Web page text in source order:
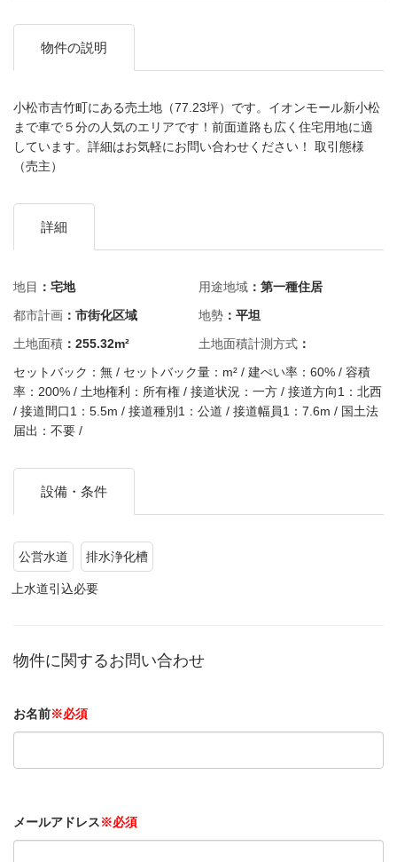
物件の説明
小松市吉竹町にある売土地（77.23坪）です。イオンモール新小松
まで車で５分の人気のエリアです！前面道路も広く住宅用地に適
しています。詳細はお気軽にお問い合わせください！ 取引態様
（売主）
詳細
地目 ：宅地 用途地域 ：第一種住居
都市計画 ：市街化区域 地勢 ：平坦
土地面積 ：255.32m² 土地面積計測方式 ：
セットバック：無 / セットバック量：m² / 建ぺい率：60% / 容積
率：200% / 土地権利：所有権 / 接道状況：一方 / 接道方向1：北西
/ 接道間口1：5.5m / 接道種別1：公道 / 接道幅員1：7.6m / 国土法
届出：不要 /
設備・条件
公営水道 排水浄化槽
上水道引込必要
物件に関するお問い合わせ
お名前※必須
メールアドレス※必須